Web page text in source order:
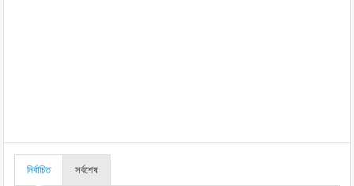
নির্বাচিত সর্বশেষ